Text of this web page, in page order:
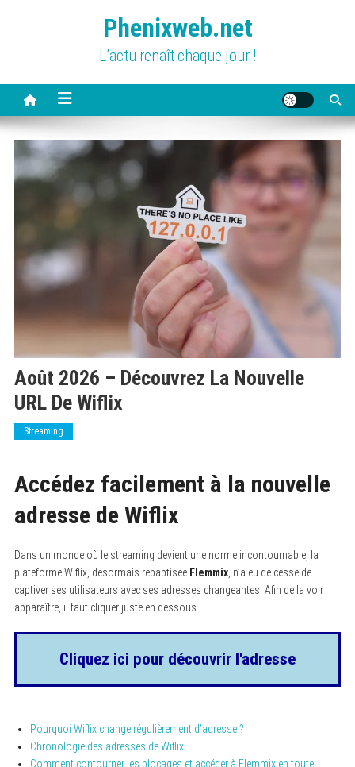
Phenixweb.net
L’actu renaît chaque jour !
Août 2026 – Découvrez La Nouvelle
URL De Wiflix
Streaming
Accédez facilement à la nouvelle
adresse de Wiflix
Dans un monde où le streaming devient une norme incontournable, la
plateforme Wiflix, désormais rebaptisée Flemmix, n’a eu de cesse de
captiver ses utilisateurs avec ses adresses changeantes. Afin de la voir
apparaître, il faut cliquer juste en dessous.
Cliquez ici pour découvrir l'adresse
Pourquoi Wiflix change régulièrement d’adresse ?
Chronologie des adresses de Wiflix
Comment contourner les blocages et accéder à Flemmix en toute